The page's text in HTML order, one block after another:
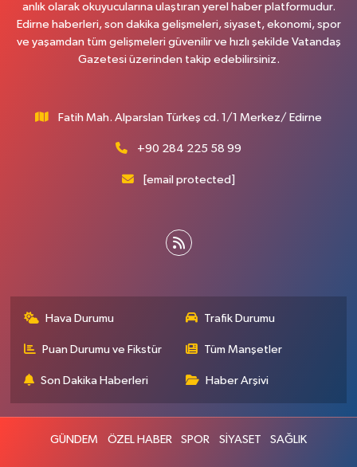
anlık olarak okuyucularına ulaştıran yerel haber platformudur.
Edirne haberleri, son dakika gelişmeleri, siyaset, ekonomi, spor
ve yaşamdan tüm gelişmeleri güvenilir ve hızlı şekilde Vatandaş
Gazetesi üzerinden takip edebilirsiniz.
Fatih Mah. Alparslan Türkeş cd. 1/1 Merkez/ Edirne
+90 284 225 58 99
[email protected]
Hava Durumu Trafik Durumu
Puan Durumu ve Fikstür Tüm Manşetler
Son Dakika Haberleri Haber Arşivi
GÜNDEM ÖZEL HABER SPOR SİYASET SAĞLIK